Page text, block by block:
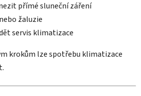
přímé sluneční záření
žaluzie
servis klimatizace
krokům lze spotřebu klimatizace